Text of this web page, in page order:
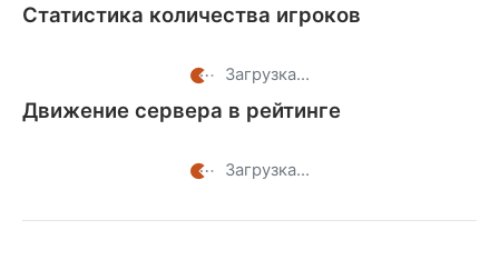
Статистика количества игроков
Загрузка...
Движение сервера в рейтинге
Загрузка...